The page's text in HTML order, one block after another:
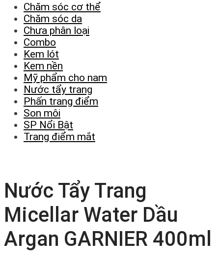
Chăm sóc cơ thể
Chăm sóc da
Chưa phân loại
Combo
Kem lót
Kem nền
Mỹ phẩm cho nam
Nước tẩy trang
Phấn trang điểm
Son môi
SP Nổi Bật
Trang điểm mắt
Nước Tẩy Trang
Micellar Water Dầu
Argan GARNIER 400ml